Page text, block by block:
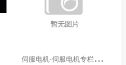
伺
服电机-伺服电机专栏为您展示的动态 - OFweek机器人网